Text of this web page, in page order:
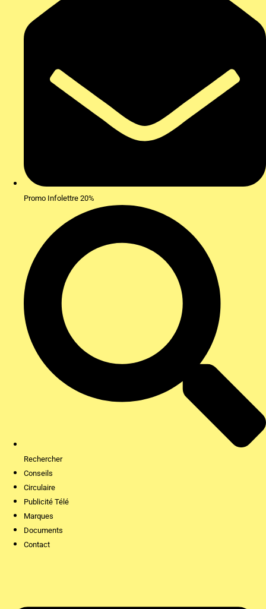
Promo Infolettre 20%
Rechercher
Conseils
Circulaire
Publicité Télé
Marques
Documents
Contact